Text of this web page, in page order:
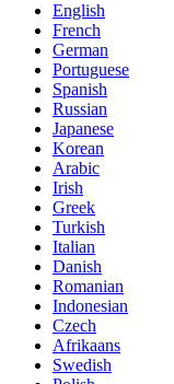
English
French
German
Portuguese
Spanish
Russian
Japanese
Korean
Arabic
Irish
Greek
Turkish
Italian
Danish
Romanian
Indonesian
Czech
Afrikaans
Swedish